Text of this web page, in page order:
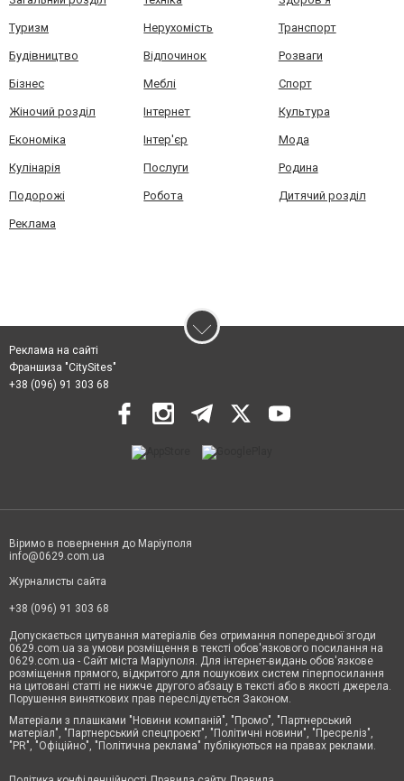
Туризм Нерухомість Транспорт
Будівництво Відпочинок Розваги
Бізнес Меблі Спорт
Жіночий розділ Інтернет Культура
Економіка Інтер'єр Мода
Кулінарія Послуги Родина
Подорожі Робота Дитячий розділ
Реклама
Реклама на сайті
Франшиза "CitySites"
+38 (096) 91 303 68
Віримо в повернення до Маріуполя
info@0629.com.ua
Журналисты сайта
+38 (096) 91 303 68
Допускається цитування матеріалів без отримання попередньої згоди
0629.com.ua за умови розміщення в тексті обов'язкового посилання на
0629.com.ua - Сайт міста Маріуполя. Для інтернет-видань обов'язкове
розміщення прямого, відкритого для пошукових систем гіперпосилання
на цитовані статті не нижче другого абзацу в тексті або в якості джерела.
Порушення виняткових прав переслідується Законом.
Матеріали з плашками "Новини компаній", "Промо", "Партнерський
матеріал", "Партнерський спецпроєкт", "Політичні новини", "Пресреліз",
"PR", "Офіційно", "Політична реклама" публікуються на правах реклами.